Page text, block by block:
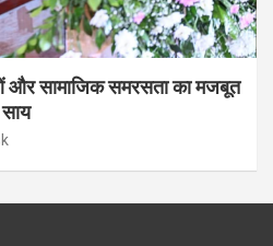
सामाजिक समरसता का मजबूत